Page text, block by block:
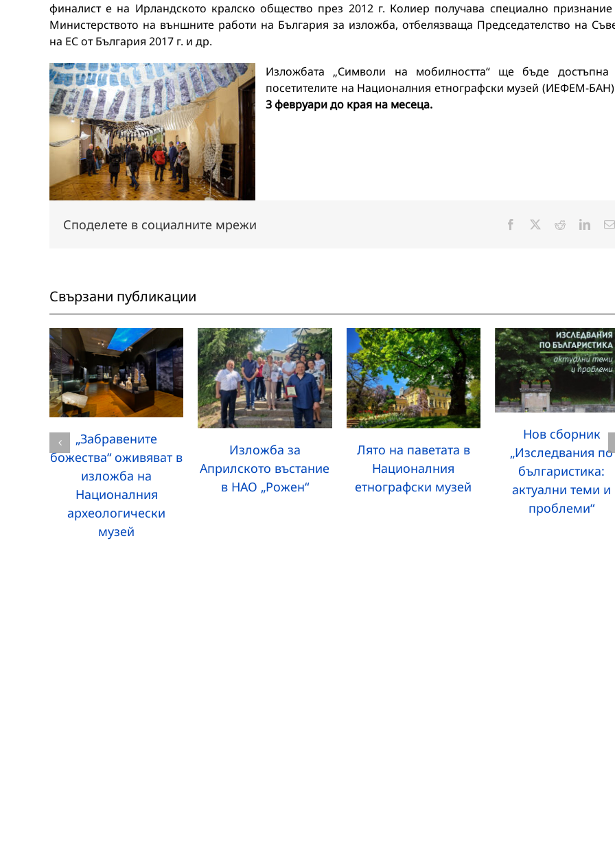
финалист е на Ирландското кралско общество през 2012 г. Колиер получава специално признание
Министерството на външните работи на България за изложба, отбелязваща Председателство на
на ЕС от България 2017 г. и др.
Изложбата „Символи на мобилността“ ще бъде достъпна
посетителите на Националния етнографски музей (ИЕФЕМ-БАН)
3 февруари до края на месеца.
Споделете в социалните мрежи Facebook Reddit
Свързани публикации
„Забравените
божества“ оживяват в
изложба на
Националния
археологически
музей
Изложба за
Априлското въстание
в НАО „Рожен“
Лято на паветата в
Националния
етнографски музей
Нов сборник
„Изследвания по
българистика:
актуални теми и
проблеми“